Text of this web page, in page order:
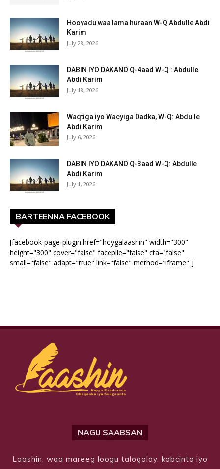
Hooyadu waa lama huraan W-Q Abdulle Abdi
Karim
July 28, 2026
DABIN IYO DAKANO Q-4aad W-Q : Abdulle
Abdi Karim
July 18, 2026
Waqtiga iyo Wacyiga Dadka, W-Q: Abdulle
Abdi Karim
July 6, 2026
DABIN IYO DAKANO Q-3aad W-Q: Abdulle
Abdi Karim
July 1, 2026
BARTEENNA FACEBOOK
[facebook-page-plugin href="hoygalaashin" width="300"
height="300" cover="false" facepile="false" cta="false"
small="false" adapt="true" link="false" method="iframe" ]
NAGU SAABSAN
Laashin, waa mareeg loogu talogalay, kobcinta iyo